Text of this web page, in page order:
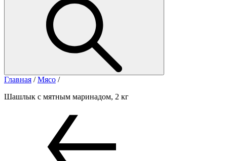
Главная / Мясо /
Шашлык с мятным маринадом, 2 кг